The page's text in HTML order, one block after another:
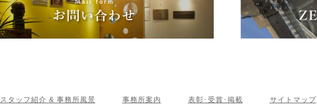
スタッフ紹介 & 事務所風景 事務所案内 表彰･受賞･掲載 サイトマップ